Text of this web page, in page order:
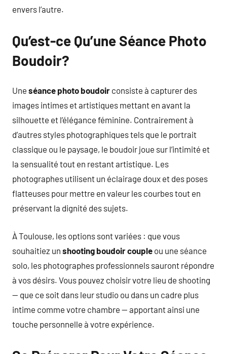
envers l’autre.
Qu’est-ce Qu’une Séance Photo
Boudoir?
Une séance photo boudoir consiste à capturer des
images intimes et artistiques mettant en avant la
silhouette et l’élégance féminine. Contrairement à
d’autres styles photographiques tels que le portrait
classique ou le paysage, le boudoir joue sur l’intimité et
la sensualité tout en restant artistique. Les
photographes utilisent un éclairage doux et des poses
flatteuses pour mettre en valeur les courbes tout en
préservant la dignité des sujets.
À Toulouse, les options sont variées : que vous
souhaitiez un shooting boudoir couple ou une séance
solo, les photographes professionnels sauront répondre
à vos désirs. Vous pouvez choisir votre lieu de shooting
— que ce soit dans leur studio ou dans un cadre plus
intime comme votre chambre — apportant ainsi une
touche personnelle à votre expérience.